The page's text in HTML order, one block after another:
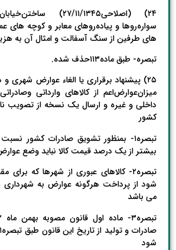
۲۴) (اصلاحی۲۷/۱۱/۱۳۴۵)
سواره‌روها و پیاده‌روهای ‌معابر و کوچه های
های طرفین از سنگ آسفالت و امثال آن به
تبصره- طبق ماده۱۱۳حذف شده.
۲۵) پیشنهاد برقراری یا الغاء عوارض شهری
میزان‌عوارض‌اعم از کالاهای وارداتی
داخلی و غیره و ارسال یک نسخه از تصویب
کشور
تبصره۱- بمنظور تشویق صادرات کشور
بیشتر از یک درصد قیمت کالا نباید وضع
تبصره۲- کالاهای عبوری از شهرها که
شود از پرداخت هرگونه عوارض به
می باشد
شود